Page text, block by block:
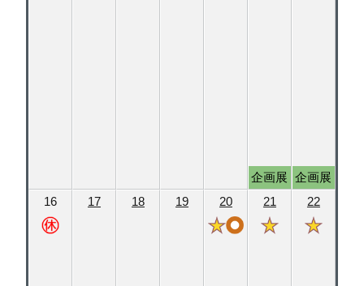
企画展
企画展
16
17 18 19 20 21 22